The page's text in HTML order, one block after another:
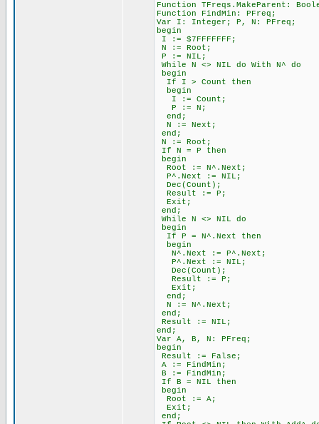
Function TFreqs.MakeParent:
Function FindMin: PFreq;
Var I: Integer; P, N: PFreq;
begin
I := $7FFFFFFF;
N := Root;
P := NIL;
While N <> NIL do With N^ do
begin
If I > Count then
begin
I := Count;
P := N;
end;
N := Next;
end;
N := Root;
If N = P then
begin
Root := N^.Next;
P^.Next := NIL;
Dec(Count);
Result := P;
Exit;
end;
While N <> NIL do
begin
If P = N^.Next then
begin
N^.Next := P^.Next;
P^.Next := NIL;
Dec(Count);
Result := P;
Exit;
end;
N := N^.Next;
end;
Result := NIL;
end;
Var A, B, N: PFreq;
begin
Result := False;
A := FindMin;
B := FindMin;
If B = NIL then
begin
Root := A;
Exit;
end;